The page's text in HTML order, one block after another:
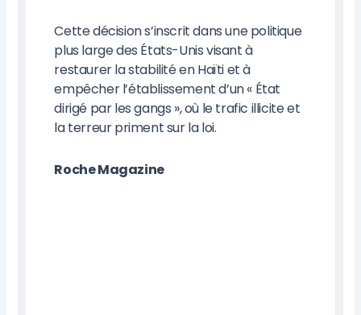
Cette décision s’inscrit dans une politique
plus large des États-Unis visant à
restaurer la stabilité en Haïti et à
empêcher l’établissement d’un « État
dirigé par les gangs », où le trafic illicite et
la terreur priment sur la loi.
Roche Magazine